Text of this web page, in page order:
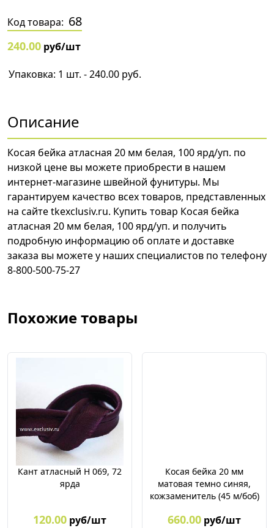
Код товара: 68
240.00 руб/шт
Упаковка: 1 шт. - 240.00 руб.
Описание
Косая бейка атласная 20 мм белая, 100 ярд/уп. по
низкой цене вы можете приобрести в нашем
интернет-магазине швейной фунитуры. Мы
гарантируем качество всех товаров, представленных
на сайте tkexclusiv.ru. Купить товар Косая бейка
атласная 20 мм белая, 100 ярд/уп. и получить
подробную информацию об оплате и доставке
заказа вы можете у наших специалистов по телефону
8-800-500-75-27
Похожие товары
Кант атласный Н 069, 72
ярда
120.00 руб/шт
Косая бейка 20 мм
матовая темно синяя,
кожзаменитель (45 м/боб)
660.00 руб/шт